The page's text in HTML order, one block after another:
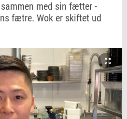
med sin fætter -
fætre. Wok er skiftet ud